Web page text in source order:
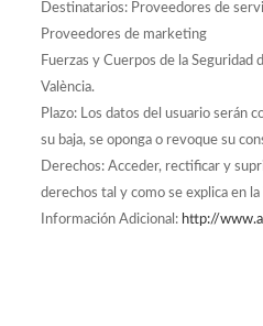
Destinatarios: Proveedores de
Proveedores de marketing
Fuerzas y Cuerpos de la Seguridad
València.
Plazo: Los datos del usuario serán
su baja, se oponga o revoque su
Derechos: Acceder, rectificar y
derechos tal y como se explica en
Información Adicional: http://